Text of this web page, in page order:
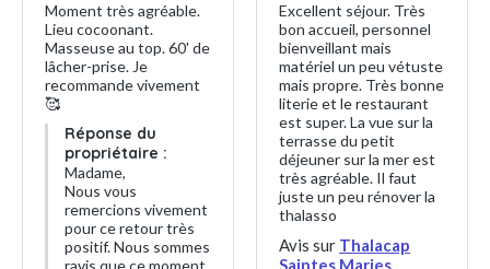
Moment très agréable.
Lieu cocoonant.
Masseuse au top. 60' de
lâcher-prise. Je
recommande vivement
🥰
Réponse du
propriétaire :
Madame,
Nous vous
remercions vivement
pour ce retour très
positif. Nous sommes
Excellent séjour. Très
bon accueil, personnel
bienveillant mais
matériel un peu vétuste
mais propre. Très bonne
literie et le restaurant
est super. La vue sur la
terrasse du petit
déjeuner sur la mer est
très agréable. Il faut
juste un peu rénover la
thalasso
Avis sur Thalacap
Saintes Maries